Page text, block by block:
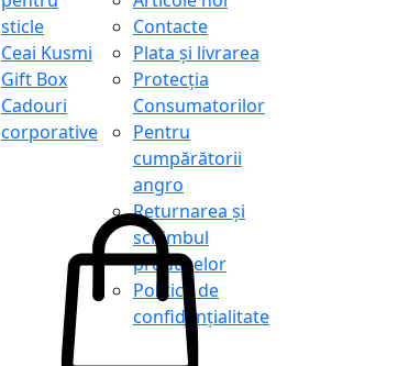
sticle
Ceai Kusmi
Gift Box
Cadouri
corporative
Contacte
Plata și livrarea
Protecţia
Consumatorilor
Pentru
cumpărătorii
angro
Returnarea și
schimbul
produselor
Politica de
confidențialitate